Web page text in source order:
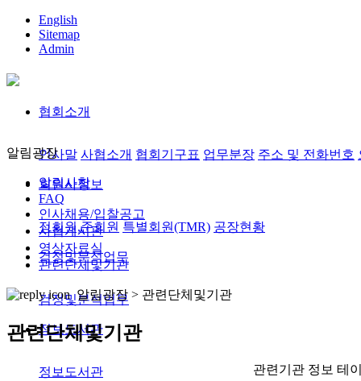
English
Sitemap
Admin
협회소개
인사말 사협소개 협회기구표 업무분장 주소 및 전화번호
회원사정보
정회원,준회원 특별회원(TMR) 공장현황
검정및분석업무
검정및분석업무
정보도서관
정보도서관
알림광장
알림사항
FAQ
인사채용/입찰공고
사협게시판
영상자료실
관련단체및기관
알림광장 > 관련단체및기관
관련단체및기관
관련기관 정보 테